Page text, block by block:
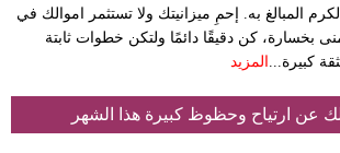
المبالغ به. إحمِ ميزانيتك ولا تستثمر اموالك في
بخسارة، كن دقيقًا دائمًا ولتكن خطوات ثابتة
كبيرة... المزيد
عن ارتياح وحظوظ كبيرة هذا الشهر